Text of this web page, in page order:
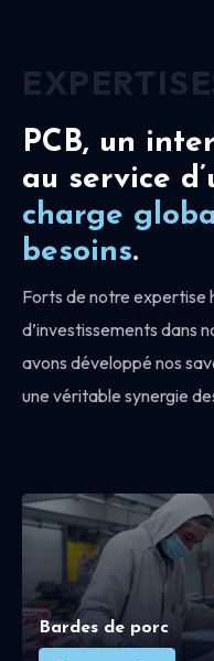
PCB, un
au service
charge
besoins.
Forts de notre expertise
d’investissements dans
avons développé nos
une véritable synergie
Bardes de porc